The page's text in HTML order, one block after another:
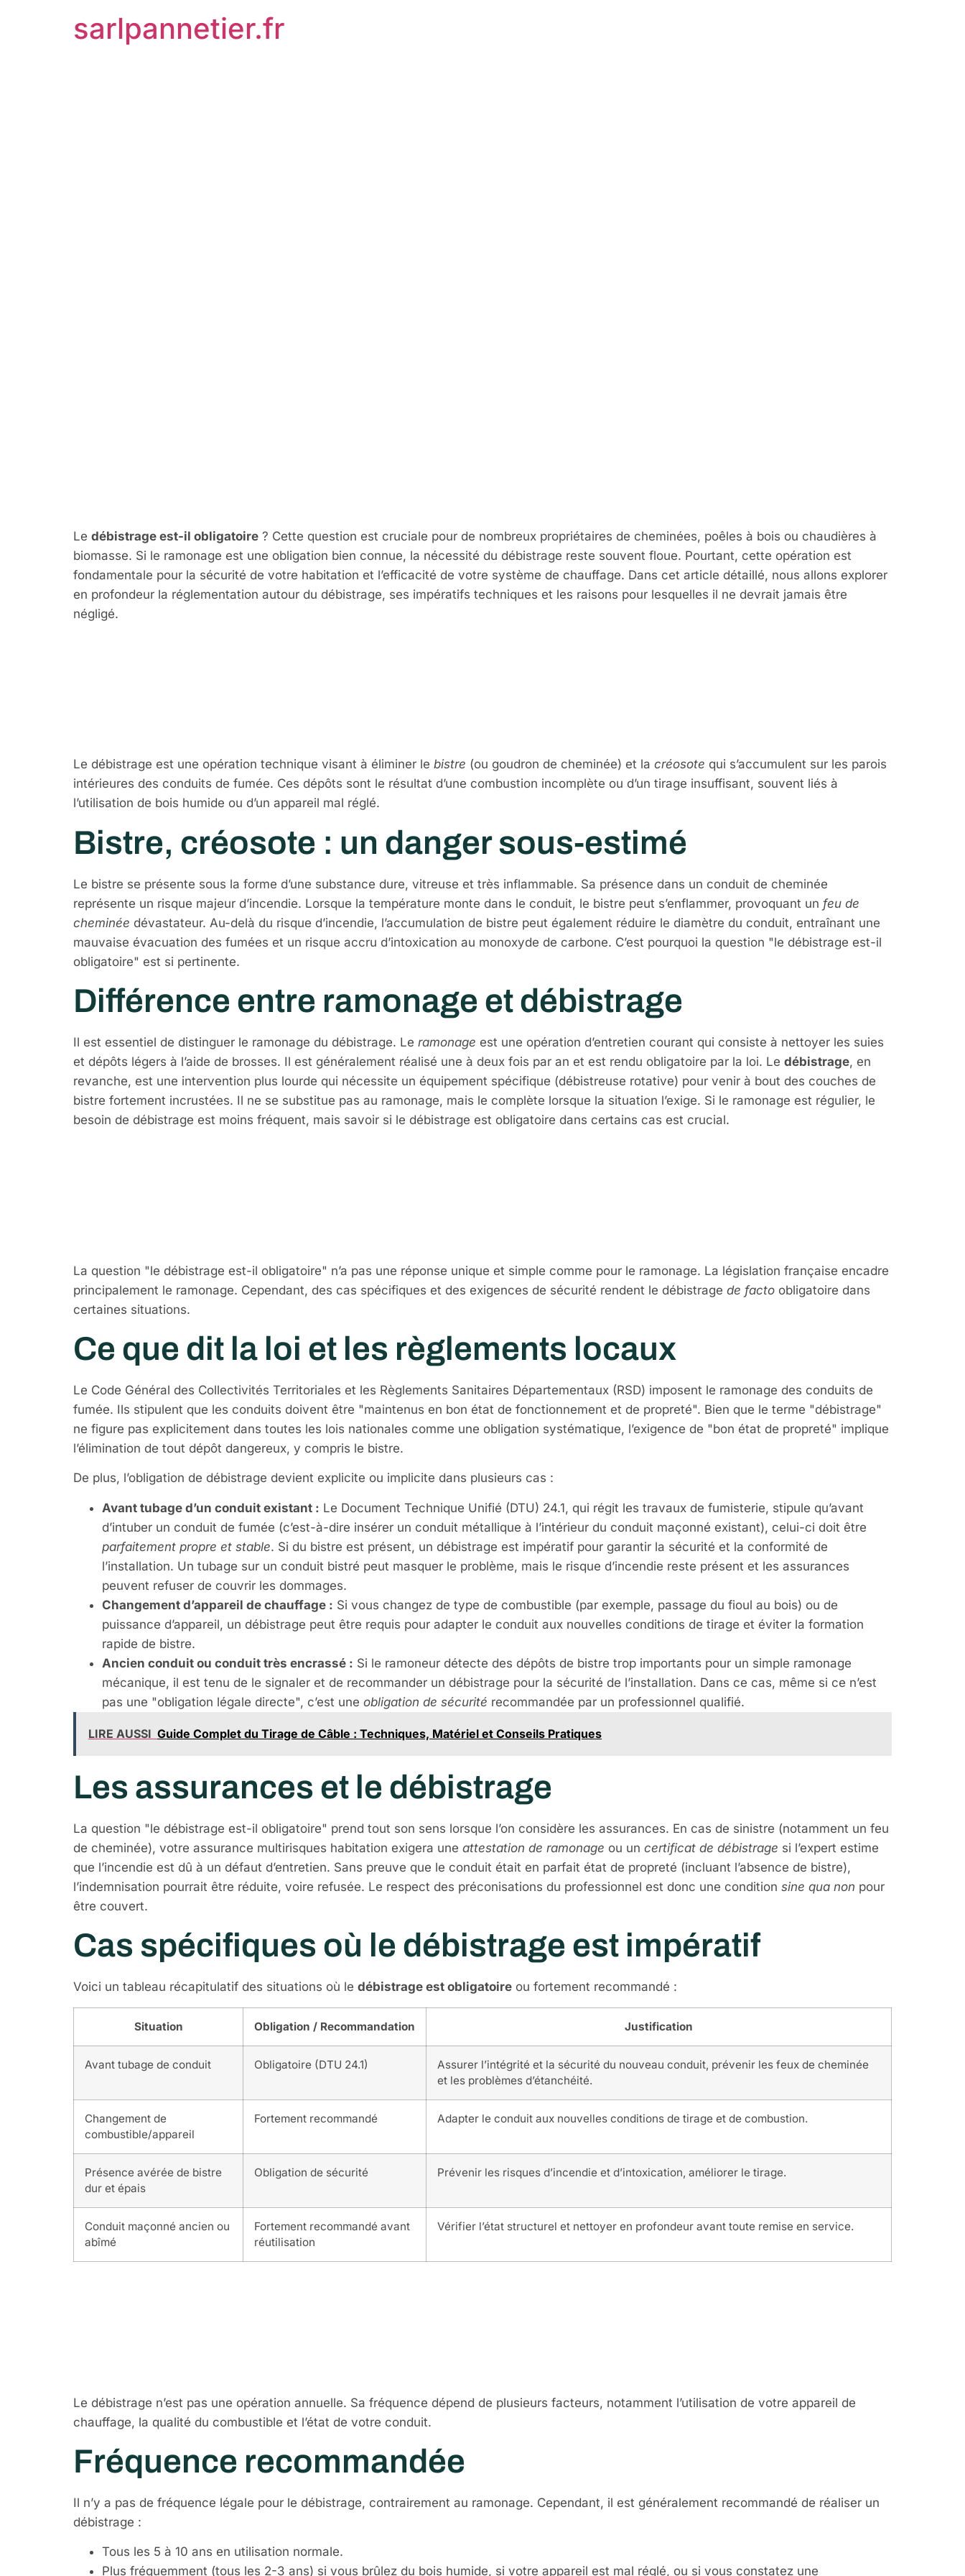
sarlpannetier.fr
Le débistrage est-il obligatoire ? Cette question est cruciale pour de nombreux propriétaires de cheminées, poêles à bois ou chaudières à
biomasse. Si le ramonage est une obligation bien connue, la nécessité du débistrage reste souvent floue. Pourtant, cette opération est
fondamentale pour la sécurité de votre habitation et l’efficacité de votre système de chauffage. Dans cet article détaillé, nous allons explorer
en profondeur la réglementation autour du débistrage, ses impératifs techniques et les raisons pour lesquelles il ne devrait jamais être
négligé.
Le débistrage est une opération technique visant à éliminer le bistre (ou goudron de cheminée) et la créosote qui s’accumulent sur les parois
intérieures des conduits de fumée. Ces dépôts sont le résultat d’une combustion incomplète ou d’un tirage insuffisant, souvent liés à
l’utilisation de bois humide ou d’un appareil mal réglé.
Bistre, créosote : un danger sous-estimé
Le bistre se présente sous la forme d’une substance dure, vitreuse et très inflammable. Sa présence dans un conduit de cheminée
représente un risque majeur d’incendie. Lorsque la température monte dans le conduit, le bistre peut s’enflammer, provoquant un feu de
cheminée dévastateur. Au-delà du risque d’incendie, l’accumulation de bistre peut également réduire le diamètre du conduit, entraînant une
mauvaise évacuation des fumées et un risque accru d’intoxication au monoxyde de carbone. C’est pourquoi la question "le débistrage est-il
obligatoire" est si pertinente.
Différence entre ramonage et débistrage
Il est essentiel de distinguer le ramonage du débistrage. Le ramonage est une opération d’entretien courant qui consiste à nettoyer les suies
et dépôts légers à l’aide de brosses. Il est généralement réalisé une à deux fois par an et est rendu obligatoire par la loi. Le débistrage, en
revanche, est une intervention plus lourde qui nécessite un équipement spécifique (débistreuse rotative) pour venir à bout des couches de
bistre fortement incrustées. Il ne se substitue pas au ramonage, mais le complète lorsque la situation l’exige. Si le ramonage est régulier, le
besoin de débistrage est moins fréquent, mais savoir si le débistrage est obligatoire dans certains cas est crucial.
La question "le débistrage est-il obligatoire" n’a pas une réponse unique et simple comme pour le ramonage. La législation française encadre
principalement le ramonage. Cependant, des cas spécifiques et des exigences de sécurité rendent le débistrage de facto obligatoire dans
certaines situations.
Ce que dit la loi et les règlements locaux
Le Code Général des Collectivités Territoriales et les Règlements Sanitaires Départementaux (RSD) imposent le ramonage des conduits de
fumée. Ils stipulent que les conduits doivent être "maintenus en bon état de fonctionnement et de propreté". Bien que le terme "débistrage"
ne figure pas explicitement dans toutes les lois nationales comme une obligation systématique, l’exigence de "bon état de propreté" implique
l’élimination de tout dépôt dangereux, y compris le bistre.
De plus, l’obligation de débistrage devient explicite ou implicite dans plusieurs cas :
Avant tubage d’un conduit existant : Le Document Technique Unifié (DTU) 24.1, qui régit les travaux de fumisterie, stipule qu’avant
d’intuber un conduit de fumée (c’est-à-dire insérer un conduit métallique à l’intérieur du conduit maçonné existant), celui-ci doit être
parfaitement propre et stable. Si du bistre est présent, un débistrage est impératif pour garantir la sécurité et la conformité de
l’installation. Un tubage sur un conduit bistré peut masquer le problème, mais le risque d’incendie reste présent et les assurances
peuvent refuser de couvrir les dommages.
Changement d’appareil de chauffage : Si vous changez de type de combustible (par exemple, passage du fioul au bois) ou de
puissance d’appareil, un débistrage peut être requis pour adapter le conduit aux nouvelles conditions de tirage et éviter la formation
rapide de bistre.
Ancien conduit ou conduit très encrassé : Si le ramoneur détecte des dépôts de bistre trop importants pour un simple ramonage
mécanique, il est tenu de le signaler et de recommander un débistrage pour la sécurité de l’installation. Dans ce cas, même si ce n’est
pas une "obligation légale directe", c’est une obligation de sécurité recommandée par un professionnel qualifié.
LIRE AUSSI Guide Complet du Tirage de Câble : Techniques, Matériel et Conseils Pratiques
Les assurances et le débistrage
La question "le débistrage est-il obligatoire" prend tout son sens lorsque l’on considère les assurances. En cas de sinistre (notamment un feu
de cheminée), votre assurance multirisques habitation exigera une attestation de ramonage ou un certificat de débistrage si l’expert estime
que l’incendie est dû à un défaut d’entretien. Sans preuve que le conduit était en parfait état de propreté (incluant l’absence de bistre),
l’indemnisation pourrait être réduite, voire refusée. Le respect des préconisations du professionnel est donc une condition sine qua non pour
être couvert.
Cas spécifiques où le débistrage est impératif
Voici un tableau récapitulatif des situations où le débistrage est obligatoire ou fortement recommandé :
Situation Obligation / Recommandation Justification
Avant tubage de conduit Obligatoire (DTU 24.1)
Assurer l’intégrité et la sécurité du nouveau conduit, prévenir les feux de cheminée
et les problèmes d’étanchéité.
Changement de
combustible/appareil
Fortement recommandé Adapter le conduit aux nouvelles conditions de tirage et de combustion.
Présence avérée de bistre
dur et épais
Obligation de sécurité Prévenir les risques d’incendie et d’intoxication, améliorer le tirage.
Conduit maçonné ancien ou
abîmé
Fortement recommandé avant
réutilisation
Vérifier l’état structurel et nettoyer en profondeur avant toute remise en service.
Le débistrage n’est pas une opération annuelle. Sa fréquence dépend de plusieurs facteurs, notamment l’utilisation de votre appareil de
chauffage, la qualité du combustible et l’état de votre conduit.
Fréquence recommandée
Il n’y a pas de fréquence légale pour le débistrage, contrairement au ramonage. Cependant, il est généralement recommandé de réaliser un
débistrage :
Tous les 5 à 10 ans en utilisation normale.
Plus fréquemment (tous les 2-3 ans) si vous brûlez du bois humide, si votre appareil est mal réglé, ou si vous constatez une